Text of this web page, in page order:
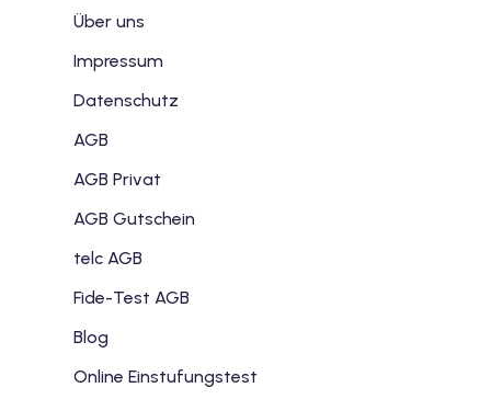
Über uns
Impressum
Datenschutz
AGB
AGB Privat
AGB Gutschein
telc AGB
Fide-Test AGB
Blog
Online Einstufungstest